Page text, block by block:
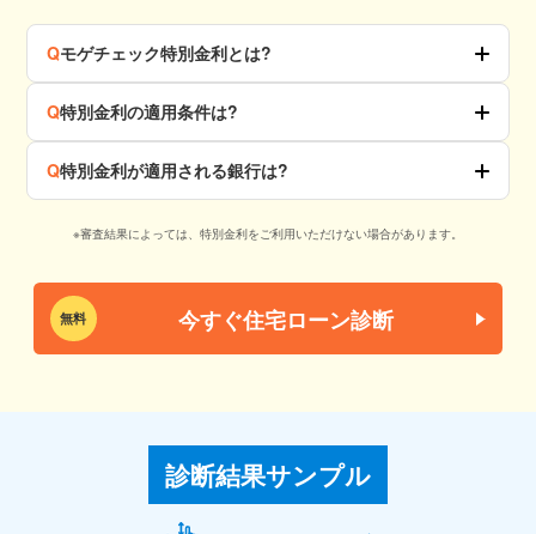
Qモゲチェック特別金利とは?
Q特別金利の適用条件は?
Q特別金利が適用される銀行は?
※審査結果によっては、特別金利をご利用いただけない場合があります。
無料 今すぐ住宅ローン診断
診断結果サンプル